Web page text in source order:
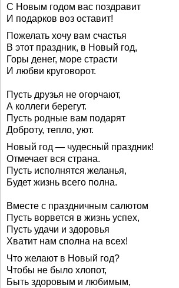
С Новым годом вас поздравит
И подарков воз оставит!
Пожелать хочу вам счастья
В этот праздник, в Новый год,
Горы денег, море страсти
И любви круговорот.
Пусть друзья не огорчают,
А коллеги берегут.
Пусть родные вам подарят
Доброту, тепло, уют.
Новый год — чудесный праздник!
Отмечает вся страна.
Пусть исполнятся желанья,
Будет жизнь всего полна.
Вместе с праздничным салютом
Пусть ворвется в жизнь успех,
Пусть удачи и здоровья
Хватит нам сполна на всех!
Что желают в Новый год?
Чтобы не было хлопот,
Быть здоровым и любимым,